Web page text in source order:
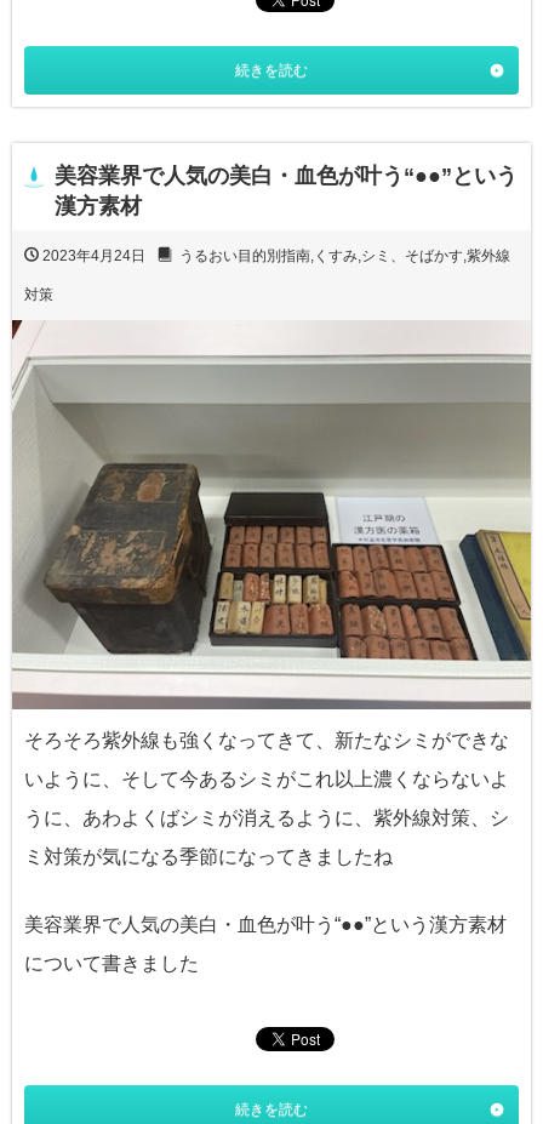
続きを読む
美容業界で人気の美白・血色が叶う“●●”という
漢方素材
2023年4月24日 うるおい目的別指南, くすみ,シミ、そばかす,紫外線
対策
そろそろ紫外線も強くなってきて、新たなシミができな
いように、そして今あるシミがこれ以上濃くならないよ
うに、あわよくばシミが消えるように、紫外線対策、シ
ミ対策が気になる季節になってきましたね
美容業界で人気の美白・血色が叶う“●●”という漢方素材
について書きました
続きを読む